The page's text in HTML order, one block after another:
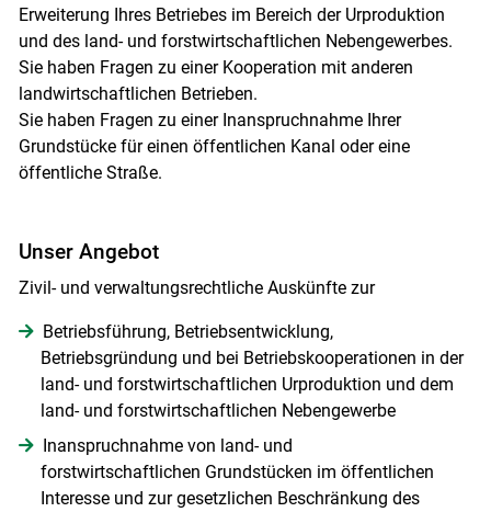
Erweiterung Ihres Betriebes im Bereich der Urproduktion
und des land- und forstwirtschaftlichen Nebengewerbes.
Sie haben Fragen zu einer Kooperation mit anderen
landwirtschaftlichen Betrieben.
Sie haben Fragen zu einer Inanspruchnahme Ihrer
Grundstücke für einen öffentlichen Kanal oder eine
öffentliche Straße.
Unser Angebot
Zivil- und verwaltungsrechtliche Auskünfte zur
Betriebsführung, Betriebsentwicklung,
Betriebsgründung und bei Betriebskooperationen in der
land- und forstwirtschaftlichen Urproduktion und dem
land- und forstwirtschaftlichen Nebengewerbe
Inanspruchnahme von land- und
forstwirtschaftlichen Grundstücken im öffentlichen
Interesse und zur gesetzlichen Beschränkung des